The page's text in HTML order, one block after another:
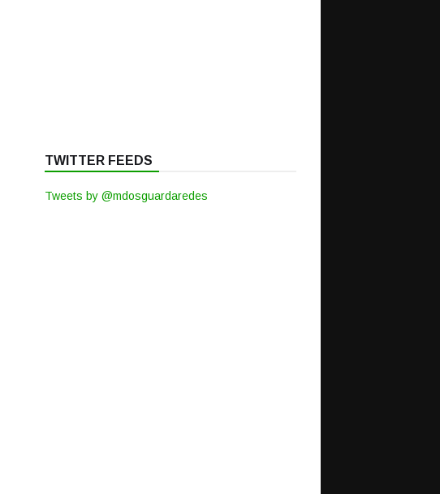
TWITTER FEEDS
Tweets by @mdosguardaredes